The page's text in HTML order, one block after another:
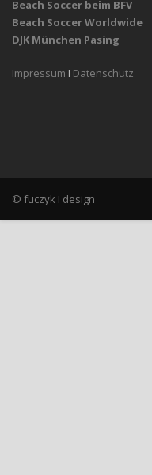
Beach Soccer beim BFV
Beach Soccer Worldwide
DJK München Pasing
Impressum I Datenschutz
© fuczyk I design